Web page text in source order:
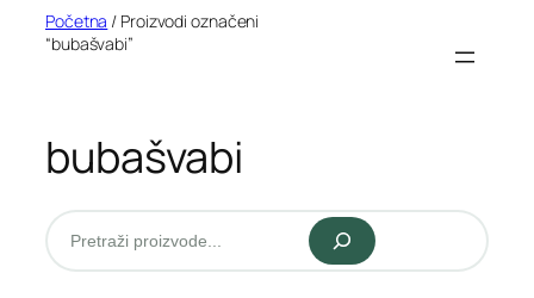
Početna / Proizvodi označeni
“bubašvabi”
bubašvabi
Pretraži